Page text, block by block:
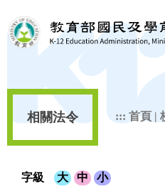
相關法令 ::: 首頁 |
字級 大 中 小